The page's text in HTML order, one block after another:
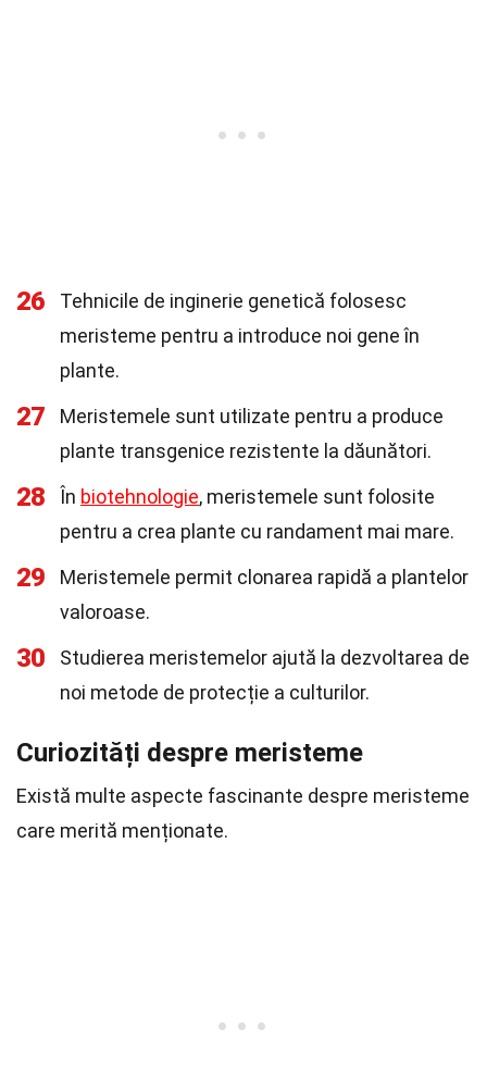
26
Tehnicile de inginerie genetică folosesc
meristeme pentru a introduce noi gene în
plante.
27
Meristemele sunt utilizate pentru a produce
plante transgenice rezistente la dăunători.
28 În biotehnologie, meristemele sunt folosite
pentru a crea plante cu randament mai mare.
29
Meristemele permit clonarea rapidă a plantelor
valoroase.
30
Studierea meristemelor ajută la dezvoltarea de
noi metode de protecție a culturilor.
Curiozități despre meristeme
Există multe aspecte fascinante despre meristeme
care merită menționate.